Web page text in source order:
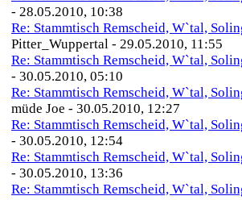
- 28.05.2010, 10:38
Re: Stammtisch Remscheid, W`tal,
Pitter_Wuppertal - 29.05.2010, 11:55
Re: Stammtisch Remscheid, W`tal,
- 30.05.2010, 05:10
Re: Stammtisch Remscheid, W`tal,
müde Joe - 30.05.2010, 12:27
Re: Stammtisch Remscheid, W`tal,
- 30.05.2010, 12:54
Re: Stammtisch Remscheid, W`tal,
- 30.05.2010, 13:36
Re: Stammtisch Remscheid, W`tal,